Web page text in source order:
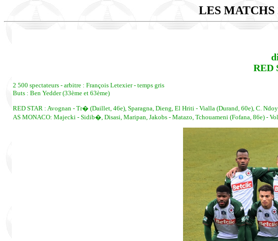
LES MATCHS
RED
2 500 spectateurs - arbitre : François Letexier - temps gris
Buts : Ben Yedder (33ème et 63ème)
RED STAR : Avognan - Tr� (Daillet, 46e), Sparagna, Dieng, El Hriti - Vialla (Durand, 60e), C.
AS MONACO: Majecki - Sidib�, Disasi, Maripan, Jakobs - Matazo, Tchouameni (Fofana, 86e) -